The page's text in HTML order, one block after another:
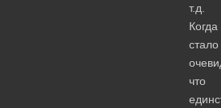
т.д.
Когда
стало
что